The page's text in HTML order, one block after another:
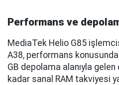
Performans ve
MediaTek Helio G85
A38, performans konusunda
GB depolama alanıyla gelen
kadar sanal RAM takviyesi